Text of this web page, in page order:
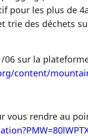
pour les plus de
trie des déchets
06 sur la
content/
vous rendre au